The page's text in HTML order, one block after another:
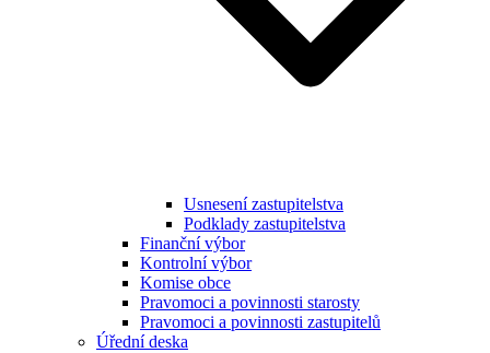
Usnesení zastupitelstva
Podklady zastupitelstva
Finanční výbor
Kontrolní výbor
Komise obce
Pravomoci a povinnosti starosty
Pravomoci a povinnosti zastupitelů
Úřední deska